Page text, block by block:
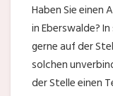
Haben Sie einen
in Eberswalde?
gerne auf der
solchen
der Stelle einen